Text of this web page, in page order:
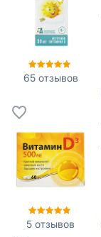
65отзывов
5 отзывов